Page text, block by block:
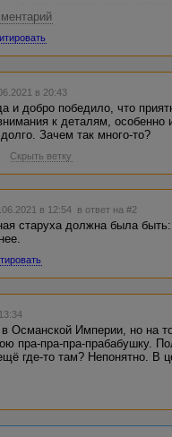
природе, он
в наших душах.
всякого до кучи.
в 20:43
и добро победило, что
к деталям,
Зачем так много-то?
Скрыть ветку
в 12:54 в ответ на #2
старуха должна была
в Османской Империи, но на
пра-пра-пра-прабабушку.
где-то там? Непонятно. В